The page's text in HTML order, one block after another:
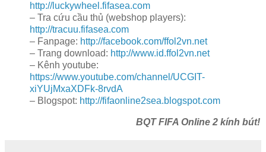
http://luckywheel.fifasea.com
– Tra cứu cầu thủ (webshop players):
http://tracuu.fifasea.com
– Fanpage: http://facebook.com/ffol2vn.net
– Trang download: http://www.id.ffol2vn.net
– Kênh youtube:
https://www.youtube.com/channel/UCGIT-
xiYUjMxaXDFk-8rvdA
– Blogspot: http://fifaonline2sea.blogspot.com
BQT FIFA Online 2 kính bút!